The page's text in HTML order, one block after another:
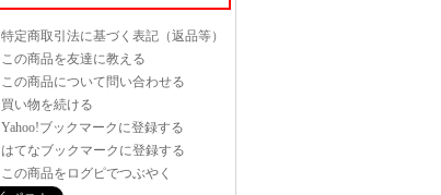
特定商取引法に基づく表記（返品等）
この商品を友達に教える
この商品について問い合わせる
買い物を続ける
Yahoo!ブックマークに登録する
はてなブックマークに登録する
この商品をログピでつぶやく